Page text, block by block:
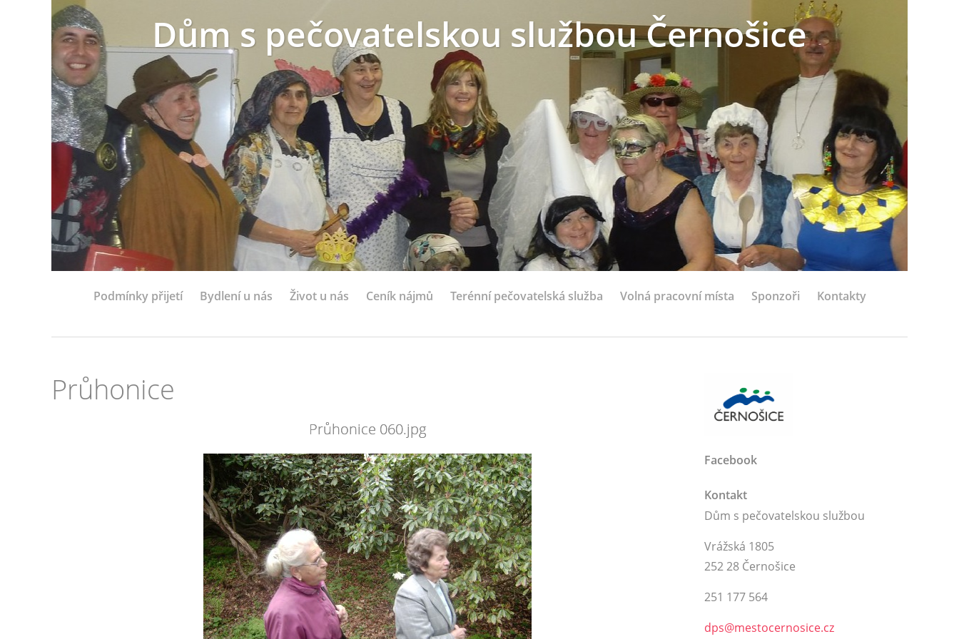
Dům s pečovatelskou službou Černošice
Podmínky přijetí Bydlení u nás Život u nás Ceník nájmů Terénní pečovatelská služba Volná pracovní místa Sponzoři Kontakty
Průhonice
Průhonice 060.jpg
Facebook
Kontakt
Dům s pečovatelskou službou
Vrážská 1805
252 28 Černošice
251 177 564
dps@mestocernosice.cz